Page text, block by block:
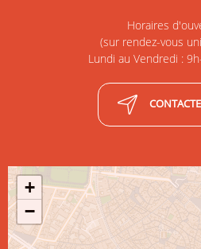
Horaires
(sur rendez-vous
Lundi au Vendredi :
+
−